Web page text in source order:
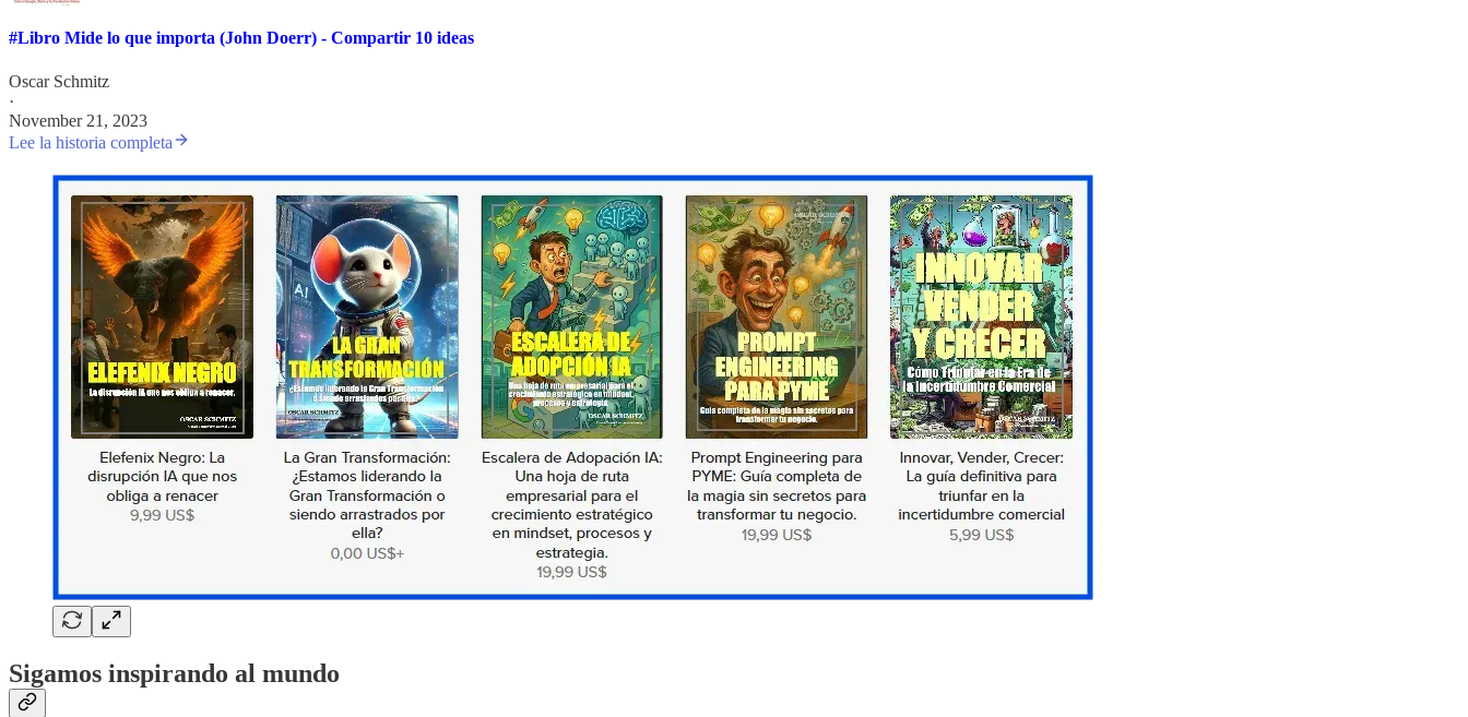
#Libro Mide lo que importa (John Doerr) - Compartir 10 ideas
Oscar Schmitz
·
November 21, 2023
Lee la historia completa
Sigamos inspirando al mundo